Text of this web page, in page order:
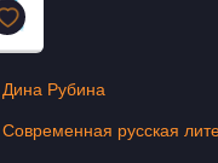
Дина Рубина
Современная русская